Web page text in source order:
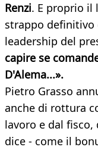
Renzi. E proprio il
strappo definitivo
leadership del
capire se
D'Alema...».
Pietro Grasso
anche di rottura
lavoro e dal fisco,
dice - come il